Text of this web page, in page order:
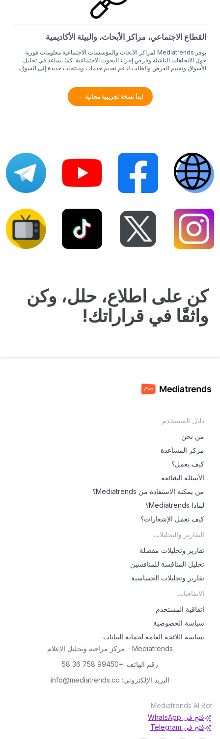
القطاع الاجتماعي، مراكز الأبحاث، والبيئة الأكاديمية
يوفر Mediatrends لمراكز الأبحاث والمؤسسات الاجتماعية معلومات فورية
حول الاتجاهات الناشئة وفرص إجراء البحوث الاجتماعية. كما يساعد في تحليل
الأسواق وتقييم العرض والطلب لدعم تقديم خدمات ومنتجات جديدة إلى السوق.
ابدأ نسخة تجريبية مجانية →
كن على اطلاع، حلل، وكن
واثقًا في قراراتك!
دليل المستخدم
من نحن
مركز المساعدة
كيف يعمل؟
الأسئلة الشائعة
من يمكنه الاستفادة من Mediatrends؟
لماذا Mediatrends؟
كيف تعمل الإشعارات؟
التقارير والتحليلات
تقارير وتحليلات مفصلة
تحليل المنافسة للمنافسين
تقارير وتحليلات الحساسية
الاتفاقيات
اتفاقية المستخدم
سياسة الخصوصية
سياسة اللائحة العامة لحماية البيانات
Mediatrends - مركز مراقبة وتحليل الإعلام
رقم الهاتف: +99450 758 36 58
البريد الإلكتروني: info@mediatrends.co
Mediatrends AI Bot
فتح في WhatsApp
فتح في Telegram